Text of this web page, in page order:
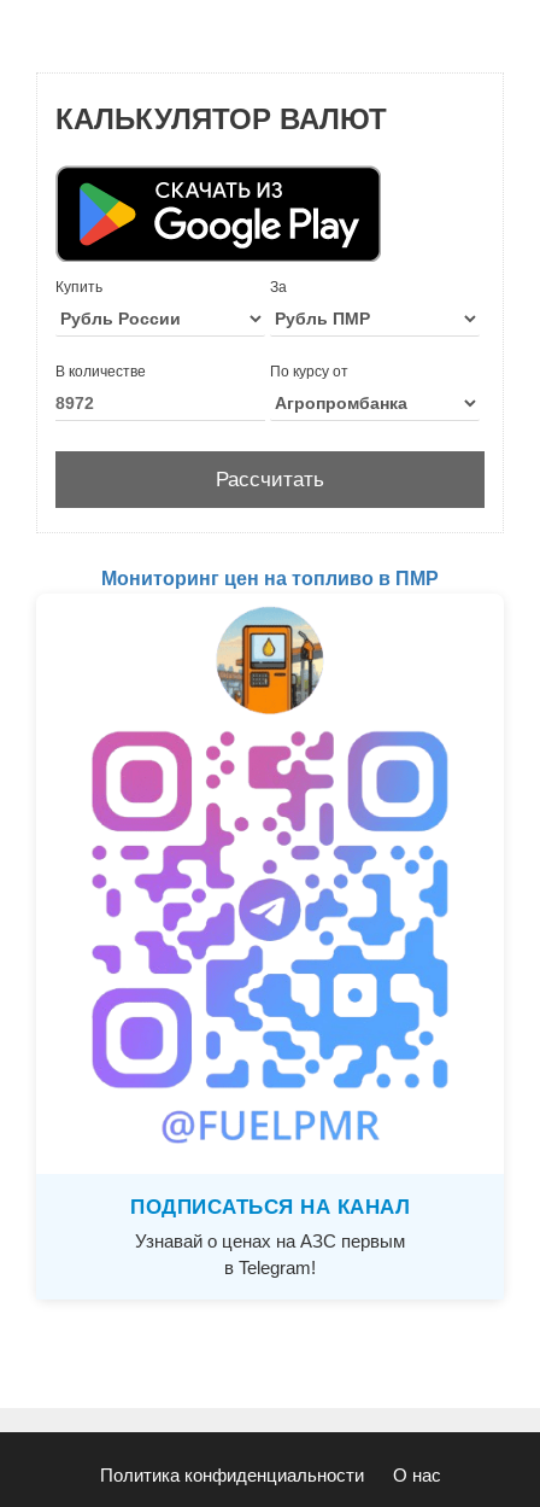
КАЛЬКУЛЯТОР ВАЛЮТ
Купить За
В количестве По курсу от
Мониторинг цен на топливо в ПМР
ПОДПИСАТЬСЯ НА КАНАЛ
Узнавай о ценах на АЗС первым
в Telegram!
Политика конфиденциальности О нас